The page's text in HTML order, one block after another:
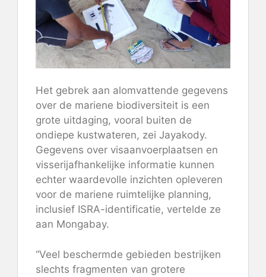
Het gebrek aan alomvattende gegevens
over de mariene biodiversiteit is een
grote uitdaging, vooral buiten de
ondiepe kustwateren, zei Jayakody.
Gegevens over visaanvoerplaatsen en
visserijafhankelijke informatie kunnen
echter waardevolle inzichten opleveren
voor de mariene ruimtelijke planning,
inclusief ISRA-identificatie, vertelde ze
aan Mongabay.
“Veel beschermde gebieden bestrijken
slechts fragmenten van grotere